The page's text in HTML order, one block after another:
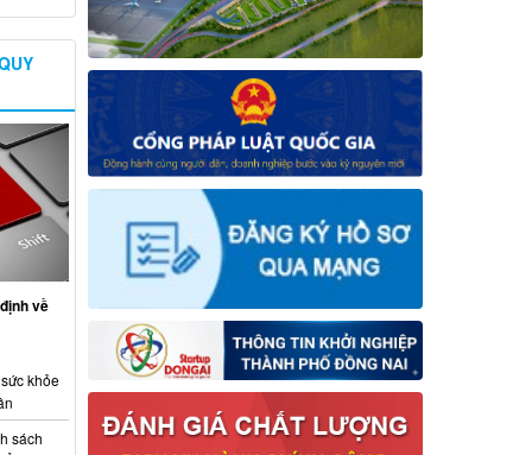
về
khỏe
sách